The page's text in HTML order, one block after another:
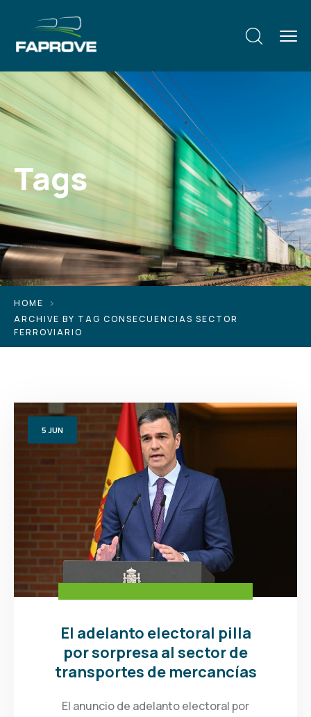
Tags
HOME
ARCHIVE BY TAG CONSECUENCIAS SECTOR
FERROVIARIO
5 JUN
El adelanto electoral pilla
por sorpresa al sector de
transportes de mercancías
El anuncio de adelanto electoral por